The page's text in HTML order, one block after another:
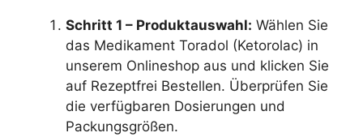
Schritt 1 – Produktauswahl: Wählen Sie
das Medikament Toradol (Ketorolac) in
unserem Onlineshop aus und klicken Sie
auf Rezeptfrei Bestellen. Überprüfen Sie
die verfügbaren Dosierungen und
Packungsgrößen.